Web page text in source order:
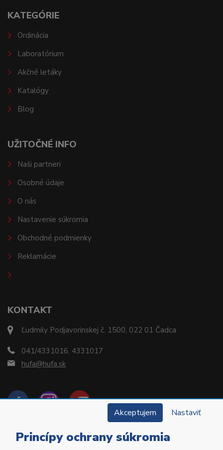
KONTAKT
Ľudmily Podjavorinskej č. 1500, 022 01 Čadca
041/4331016, 4331017
hufa@hufa.sk
KATEGÓRIE
Ordinácia
Laboratórium
Akčné letáky
Katalógy
Blog
UŽITOČNÉ INFO
Naši partneri
Osobné údaje
O nás
Nastavenie súkromia
Obchodné podmienky
Reklamácie
Akceptujem Nastaviť
Princípy ochrany súkromia